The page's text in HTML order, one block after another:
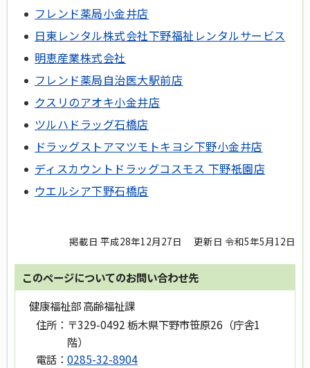
フレンド薬局小金井店
日東レンタル株式会社下野福祉レンタルサービス
明恵産業株式会社
フレンド薬局自治医大駅前店
クスリのアオキ小金井店
ツルハドラッグ石橋店
ドラッグストアマツモトキヨシ下野小金井店
ディスカウントドラッグコスモス 下野祇󠄀園店
ウエルシア下野石橋店
掲載日 平成28年12月27日 更新日 令和5年5月12日
このページについてのお問い合わせ先
健康福祉部 高齢福祉課
住所： 〒329-0492 栃木県下野市笹原26（庁舎1
階）
電話： 0285-32-8904